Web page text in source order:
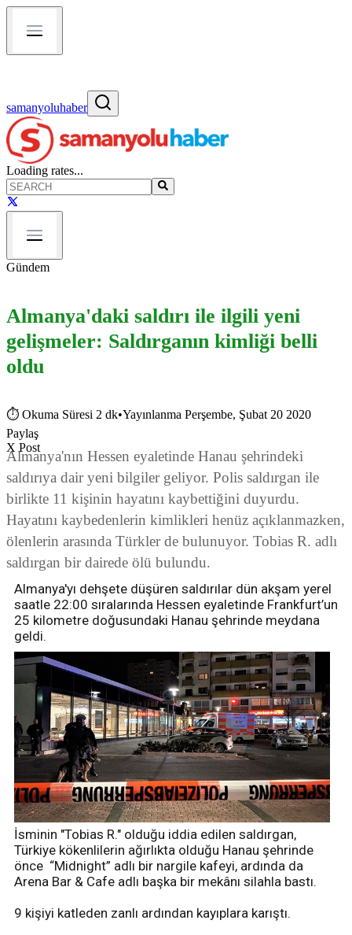
samanyoluhaber
Loading rates...
Gündem
Almanya'daki saldırı ile ilgili yeni
gelişmeler: Saldırganın kimliği belli
oldu
⏱ Okuma Süresi 2 dk•Yayınlanma Perşembe, Şubat 20 2020
Paylaş
X Post
Almanya'nın Hessen eyaletinde Hanau şehrindeki
saldırıya dair yeni bilgiler geliyor. Polis saldırgan ile
birlikte 11 kişinin hayatını kaybettiğini duyurdu.
Hayatını kaybedenlerin kimlikleri henüz açıklanmazken,
ölenlerin arasında Türkler de bulunuyor. Tobias R. adlı
saldırgan bir dairede ölü bulundu.
Almanya'yı dehşete düşüren saldırılar dün akşam yerel
saatle 22:00 sıralarında Hessen eyaletinde Frankfurt’un
25 kilometre doğusundaki Hanau şehrinde meydana
geldi.
İsminin "Tobias R." olduğu iddia edilen saldırgan,
Türkiye kökenlilerin ağırlıkta olduğu Hanau şehrinde
önce “Midnight” adlı bir nargile kafeyi, ardında da
Arena Bar & Cafe adlı başka bir mekânı silahla bastı.
9 kişiyi katleden zanlı ardından kayıplara karıştı.